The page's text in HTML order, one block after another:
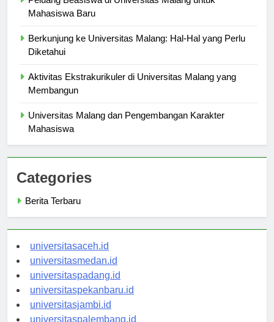
Peluang Beasiswa di Universitas Malang untuk
Berkunjung ke Universitas Malang: Hal-Hal yang Perlu
Aktivitas Ekstrakurikuler di Universitas Malang yang
Universitas Malang dan Pengembangan Karakter
Categories
universitasaceh.id
universitasmedan.id
universitaspadang.id
universitaspekanbaru.id
universitasjambi.id